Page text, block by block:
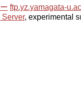
ftp.yz.yamagata-
, experimental